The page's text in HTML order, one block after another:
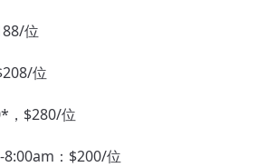
位
位
，$280/位
：$200/位